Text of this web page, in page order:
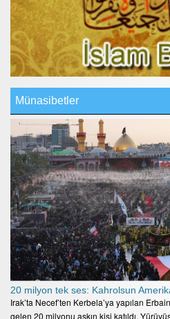
Münasibetler
20 milyon tek ses: Kahrolsun
Irak’ta Necef’ten Kerbela’ya yapılan
gelen 20 milyonu aşkın kişi katıldı.